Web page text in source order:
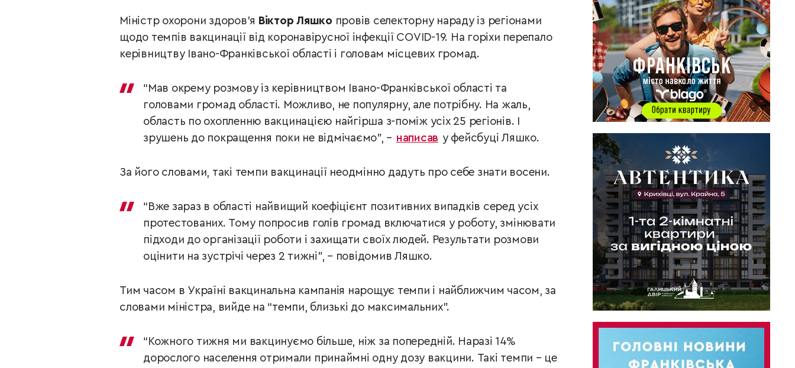
Міністр охорони здоров’я Віктор Ляшко провів селекторну нараду із регіонами
щодо темпів вакцинації від коронавірусної інфекції COVID-19. На горіхи перепало
керівництву Івано-Франківської області і головам місцевих громад.
“Мав окрему розмову із керівництвом Івано-Франківської області та
головами громад області. Можливо, не популярну, але потрібну. На жаль,
область по охопленню вакцинацією найгірша з-поміж усіх 25 регіонів. І
зрушень до покращення поки не відмічаємо”, – написав у фейсбуці Ляшко.
За його словами, такі темпи вакцинації неодмінно дадуть про себе знати восени.
“Вже зараз в області найвищий коефіцієнт позитивних випадків серед усіх
протестованих. Тому попросив голів громад включатися у роботу, змінювати
підходи до організації роботи і захищати своїх людей. Результати розмови
оцінити на зустрічі через 2 тижні”, – повідомив Ляшко.
Тим часом в Україні вакцинальна кампанія нарощує темпи і найближчим часом, за
словами міністра, вийде на “темпи, близькі до максимальних”.
“Кожного тижня ми вакцинуємо більше, ніж за попередній. Наразі 14%
дорослого населення отримали принаймні одну дозу вакцини. Такі темпи – це